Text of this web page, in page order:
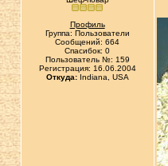
Профиль
Группа: Пользователи
Сообщений: 664
Спасибок: 0
Пользователь №: 159
Регистрация: 16.06.2004
Откуда:Indiana, USA